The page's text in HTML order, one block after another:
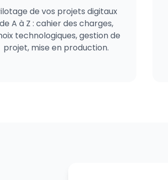
de vos projets digitaux
de A à Z : cahier des charges,
technologiques, gestion de
projet, mise en production.